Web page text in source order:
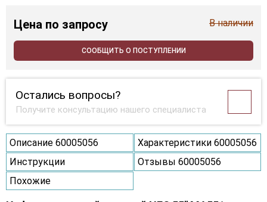
Цена по запросу В наличии
СООБЩИТЬ О ПОСТУПЛЕНИИ
Остались вопросы?
Получите консультацию нашего специалиста
Описание 60005056
Характеристики 60005056
Инструкции
Отзывы 60005056
Похожие